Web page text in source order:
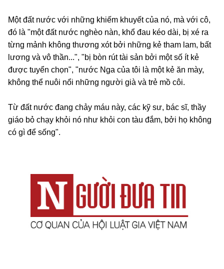
Một đất nước với những khiếm khuyết của nó, mà với cô,
đó là "một đất nước nghèo nàn, khổ đau kéo dài, bị xé ra
từng mảnh không thương xót bởi những kẻ tham lam, bất
lương và vô thần...", "bị bòn rút tài sản bởi một số ít kẻ
được tuyển chọn", "nước Nga của tôi là một kẻ ăn mày,
không thể nuôi nổi những người già và trẻ mồ côi.
Từ đất nước đang chảy máu này, các kỹ sư, bác sĩ, thầy
giáo bỏ chạy khỏi nó như khỏi con tàu đắm, bởi họ không
có gì để sống".